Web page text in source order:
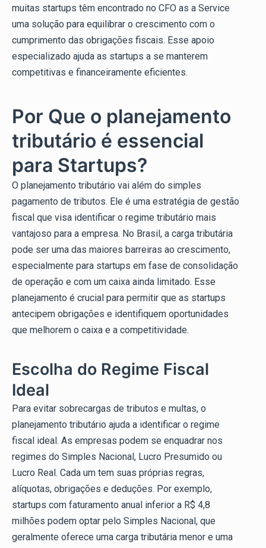
muitas startups têm encontrado no CFO as a Service
uma solução para equilibrar o crescimento com o
cumprimento das obrigações fiscais. Esse apoio
especializado ajuda as startups a se manterem
competitivas e financeiramente eficientes.
Por Que o planejamento
tributário é essencial
para Startups?
O planejamento tributário vai além do simples
pagamento de tributos. Ele é uma estratégia de gestão
fiscal que visa identificar o regime tributário mais
vantajoso para a empresa. No Brasil, a carga tributária
pode ser uma das maiores barreiras ao crescimento,
especialmente para startups em fase de consolidação
de operação e com um caixa ainda limitado. Esse
planejamento é crucial para permitir que as startups
antecipem obrigações e identifiquem oportunidades
que melhorem o caixa e a competitividade.
Escolha do Regime Fiscal
Ideal
Para evitar sobrecargas de tributos e multas, o
planejamento tributário ajuda a identificar o regime
fiscal ideal. As empresas podem se enquadrar nos
regimes do Simples Nacional, Lucro Presumido ou
Lucro Real. Cada um tem suas próprias regras,
alíquotas, obrigações e deduções. Por exemplo,
startups com faturamento anual inferior a R$ 4,8
milhões podem optar pelo Simples Nacional, que
geralmente oferece uma carga tributária menor e uma